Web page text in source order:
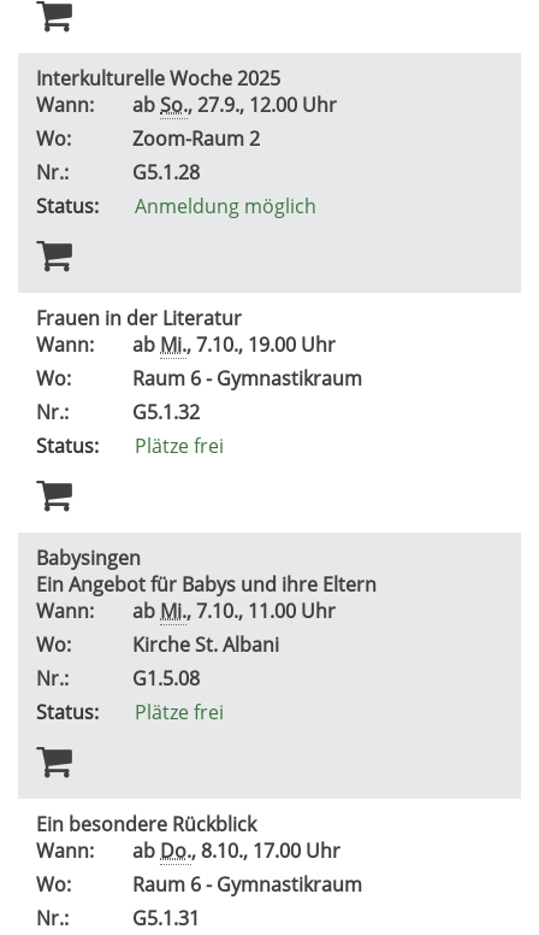
Interkulturelle Woche 2025
Wann:
abSo., 27.9., 12.00 Uhr
Wo:
Zoom-Raum 2
Nr.:
G5.1.28
Status:
Anmeldung möglich
Frauen in der Literatur
Wann:
ab Mi., 7.10., 19.00 Uhr
Wo:
Raum 6 - Gymnastikraum
Nr.:
G5.1.32
Status:
Plätze frei
Babysingen
Ein Angebot für Babys und ihre Eltern
Wann:
ab Mi., 7.10., 11.00 Uhr
Wo:
Kirche St. Albani
Nr.:
G1.5.08
Status:
Plätze frei
Ein besondere Rückblick
Wann:
ab Do., 8.10., 17.00 Uhr
Wo:
Raum 6 - Gymnastikraum
Nr.:
G5.1.31